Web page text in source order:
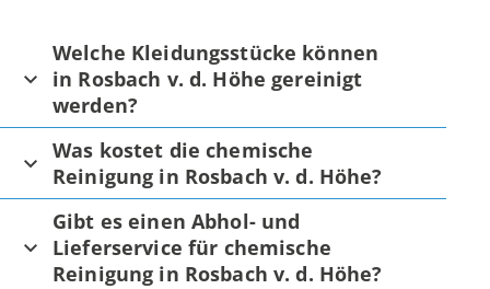
Welche Kleidungsstücke können
in Rosbach v. d. Höhe gereinigt
werden?
Was kostet die chemische
Reinigung in Rosbach v. d. Höhe?
Gibt es einen Abhol- und
Lieferservice für chemische
Reinigung in Rosbach v. d. Höhe?